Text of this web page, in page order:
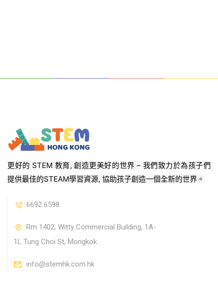
更好的 STEM 教育, 創造更美好的世界 – 我們致力於為孩子們
提供最佳的STEAM學習資源, 協助孩子創造一個全新的世界。
6692 6598
Rm 1402, Witty Commercial Building, 1A-
1L Tung Choi St, Mongkok
info@stemhk.com.hk